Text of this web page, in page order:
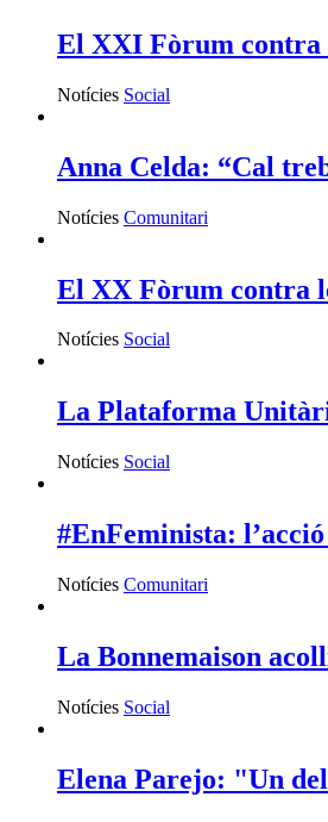
El XXI Fòrum contra
Notícies Social
Anna Celda: “Cal
Notícies Comunitari
El XX Fòrum contra
Notícies Social
La Plataforma
Notícies Social
#EnFeminista:
Notícies Comunitari
La Bonnemaison
Notícies Social
Elena Parejo: "Un